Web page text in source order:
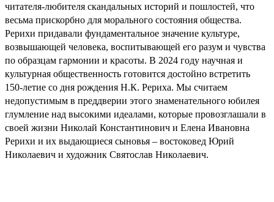
читателя-любителя скандальных историй и пошлостей, что
весьма прискорбно для морального состояния общества.
Рерихи придавали фундаментальное значение культуре,
возвышающей человека, воспитывающей его разум и чувства
по образцам гармонии и красоты. В 2024 году научная и
культурная общественность готовится достойно встретить
150-летие со дня рождения Н.К. Рериха. Мы считаем
недопустимым в преддверии этого знаменательного юбилея
глумление над высокими идеалами, которые провозглашали в
своей жизни Николай Константинович и Елена Ивановна
Рерихи и их выдающиеся сыновья – востоковед Юрий
Николаевич и художник Святослав Николаевич.